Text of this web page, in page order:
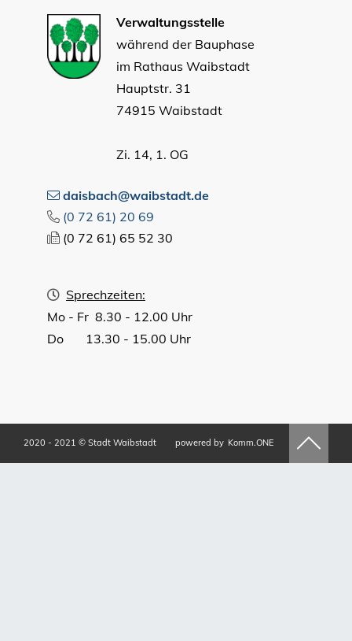
Verwaltungsstelle
während der Bauphase
im Rathaus Waibstadt
Hauptstr. 31
74915 Waibstadt
Zi. 14, 1. OG
daisbach@waibstadt.de
(0 72 61) 20 69
(0 72 61) 65 52 30
Sprechzeiten:
Mo - Fr 8.30 - 12.00 Uhr
Do 13.30 - 15.00 Uhr
2020 - 2021 © Stadt Waibstadt powered by Komm.ONE